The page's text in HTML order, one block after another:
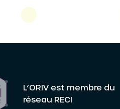
L’ORIV est membre du
réseau RECI